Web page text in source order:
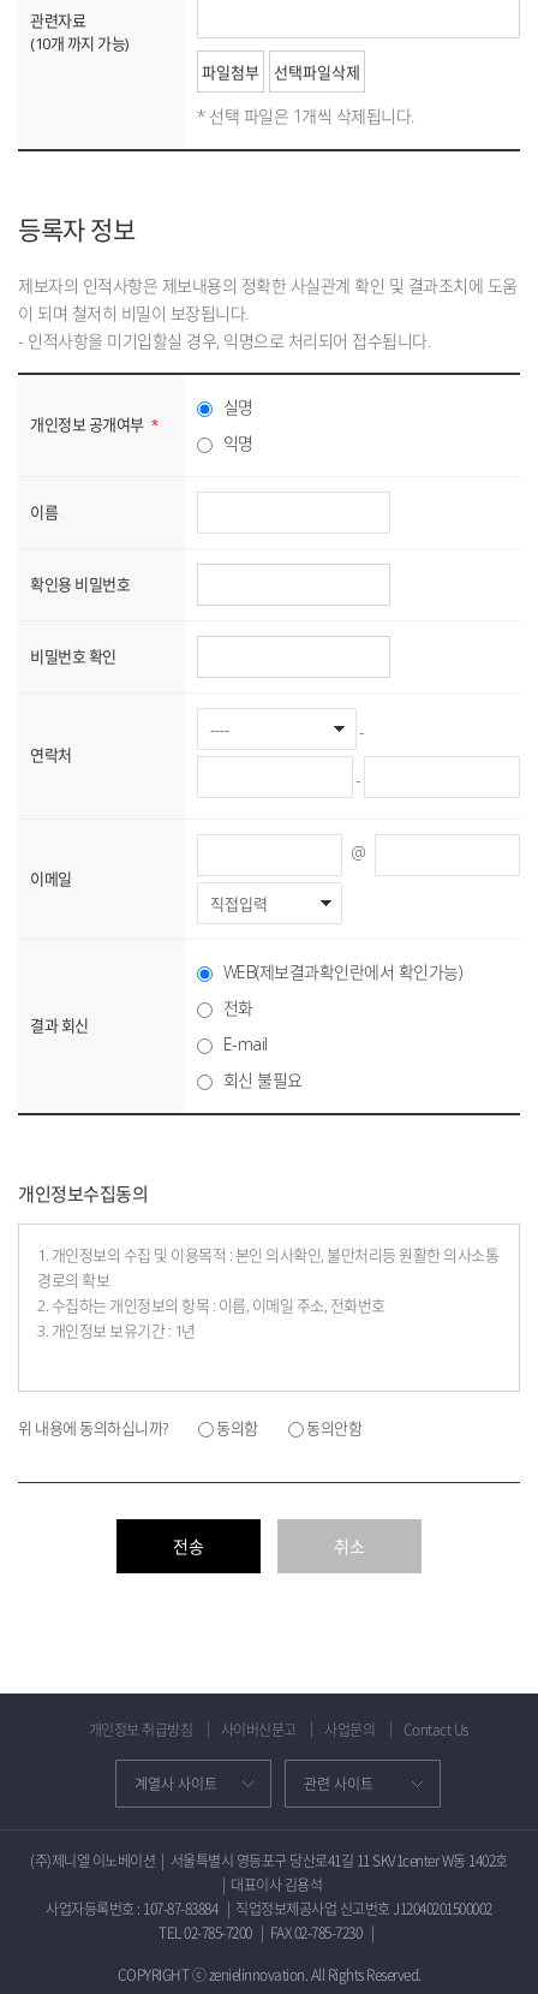
관련자료
(10개 까지 가능)
* 선택 파일은 1개씩 삭제됩니다.
등록자 정보
제보자의 인적사항은 제보내용의 정확한 사실관계 확인 및 결과조치에 도움
이 되며 철저히 비밀이 보장됩니다.
- 인적사항을 미기입할실 경우, 익명으로 처리되어 접수됩니다.
개인정보 공개여부
실명
익명
이름
확인용 비밀번호
비밀번호 확인
연락처
-
-
이메일
@
결과 회신
WEB(제보결과확인란에서 확인가능)
전화
E-mail
회신 불필요
개인정보수집동의
1. 개인정보의 수집 및 이용목적 : 본인 의사확인, 불만처리등 원활한 의사소통
경로의 확보
2. 수집하는 개인정보의 항목 : 이름, 이메일 주소, 전화번호
3. 개인정보 보유기간 : 1년
위 내용에 동의하십니까? 동의함 동의안함
개인정보 취급방침 사이버신문고 사업문의 Contact Us
(주)제니엘 이노베이션 | 서울특별시 영등포구 당산로41길 11 SKV1center W동 1402호
| 대표이사 김용석
사업자등록번호 : 107-87-83884 | 직업정보제공사업 신고번호 J12040201500002
TEL 02-785-7200 | FAX 02-785-7230 |
COPYRIGHT ⓒ zenielinnovation. All Rights Reserved.